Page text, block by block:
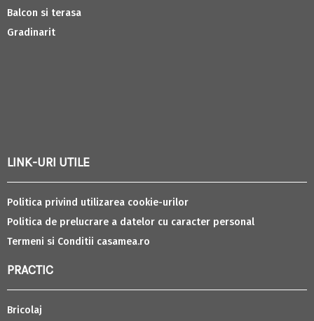
Balcon si terasa
Gradinarit
LINK-URI UTILE
Politica privind utilizarea cookie-urilor
Politica de prelucrare a datelor cu caracter personal
Termeni si Conditii casamea.ro
PRACTIC
Bricolaj